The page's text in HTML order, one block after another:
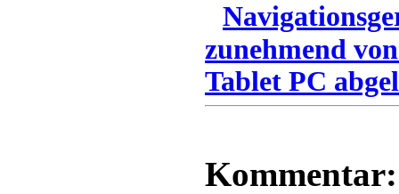
zunehmend
Tablet PC
Kommentar: